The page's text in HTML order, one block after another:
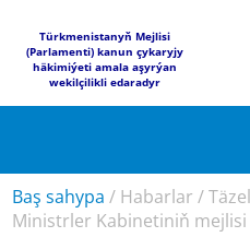
Türkmenistanyň Mejlisi
(Parlamenti) kanun çykaryjy
häkimiýeti amala aşyrýan
wekilçilikli edaradyr
Baş sahypa / Habarlar /
Ministrler Kabinetiniň mejlisi